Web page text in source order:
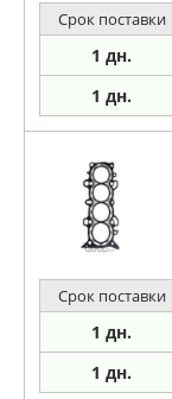
Срок поставки
1 дн.
1 дн.
Срок поставки
1 дн.
1 дн.